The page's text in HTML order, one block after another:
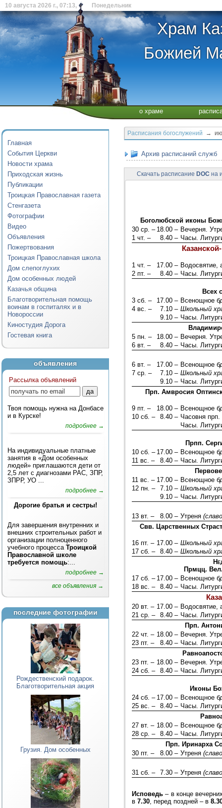
10 августа 2026 г., 07:13, Понедельник
Храм
Божией
о храме
Главная
События Церкви
Новости храма
Приходская жизнь
Публикации
Троицкая Православная газета
Стенгазета
Фотографии
Видео
Объявления
Пожертвования
Троицкая Православная школа
Дом слепоглухих
Дом особенных людей
Казачья община
Благотворительная помощь
воинам в госпиталях и в
Новороссии
Киностудия Дорога
Гостевая книга
объявления
Рассылка объявлений
Твоя помощь нужна на Донбасе
и в Курске!
подробнее →
На индивидуальные платные
занятия в «Дом особенных
людей» приглашаются дети от
2,5 лет с диагнозами РАС, ЗПР,
ЗПРР, УО ...
подробнее →
Дорогие братья и сестры!
Для завершения внутренних и
внешних строительных работ и
организации полноценного
учебного процесса Троицкой
Православной школе
требуется помощь:...
подробнее →
все объявления →
последние фотографии
Рождественский подарок.
Благотворительная акция
Грузия. Дом особенных
Расписания богослужений →
Архив расписаний служб
Скачать расписание DOC на
Боголюбской иконы
30 ср. – 18.00 – Вечерня.
1 чт. –
8.40 – Часы.
1 чт. – 17.00 – Водосвятие,
2 пт. –
8.40 – Часы.
Всех
3 сб. –
17.00 – Всенощное
4 вс. –
7.10 – Школьный
9.10 – Часы.
5 пн. –
18.00 – Вечерня.
6 вт. –
8.40 – Часы.
6 вт. – 17.00 – Всенощное
7 ср. –
7.10 – Школьный
9.10 – Часы.
Прп. Амвросия
9 пт. – 18.00 – Всенощное
10 сб. –
8.40 – Часовня
Часы.
Прпп.
10 сб. – 17.00 – Всенощное
11 вс. –
8.40 – Часы.
11 вс. – 17.00 – Всенощное
12 пн. –
7.10 – Школьный
9.10 – Часы.
13 вт. – 8.00 – Утреня
Свв. Царственных
16 пт. – 17.00 – Школьный
17 сб. –
8.40 – Школьный
Прмцц.
17 сб. – 17.00 – Всенощное
18 вс. –
8.40 – Часы.
20 вт. – 17.00 – Водосвятие,
21 ср. –
8.40 – Часы.
Прп.
22 чт. – 18.00 – Вечерня.
23 пт. –
8.40 – Часы.
23 пт. – 18.00 – Вечерня.
24 сб. –
8.40 – Часы.
Иконы
24 сб. – 17.00 – Всенощное
25 вс. –
8.40 – Часы.
27 вт. – 18.00 – Всенощное
28 ср. –
8.40 – Часы.
Прп. Иринарха
30 пт. –
8.00 – Утреня
31 сб. – 7.30 – Утреня
Исповедь – в конце
в7.30, перед поздней – в